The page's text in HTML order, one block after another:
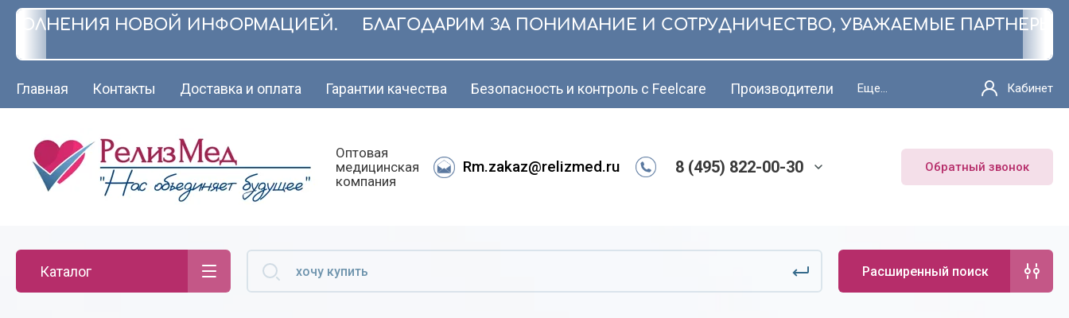
НОВОЙ ИНФОРМАЦИЕЙ. БЛАГОДАРИМ ЗА ПОНИМАНИЕ И СОТРУДНИЧЕСТВО,УВАЖАЕМЫЕ ПАРТНЕРЫ! В
Главная Контакты Доставка и оплата Гарантии качества Безопасность и контроль с Feelcare Производители Еще... Кабинет
Оптовая
медицинская
компания
Rm.zakaz@relizmed.ru 8 (495) 822-00-30 Обратный звонок
Каталог Расширенный поиск